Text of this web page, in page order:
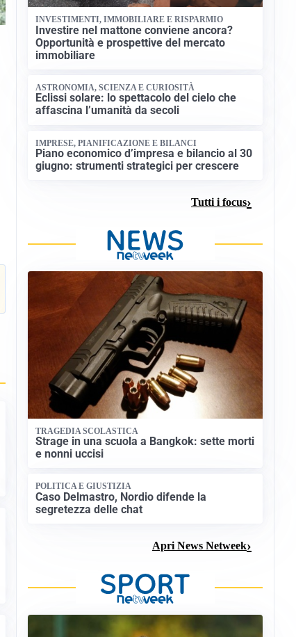
INVESTIMENTI, IMMOBILIARE E RISPARMIO
Investire nel mattone conviene ancora?
Opportunità e prospettive del mercato
immobiliare
ASTRONOMIA, SCIENZA E CURIOSITÀ
Eclissi solare: lo spettacolo del cielo che
affascina l’umanità da secoli
IMPRESE, PIANIFICAZIONE E BILANCI
Piano economico d’impresa e bilancio al 30
giugno: strumenti strategici per crescere
Tutti i focus
TRAGEDIA SCOLASTICA
Strage in una scuola a Bangkok: sette morti
e nonni uccisi
POLITICA E GIUSTIZIA
Caso Delmastro, Nordio difende la
segretezza delle chat
Apri News Netweek